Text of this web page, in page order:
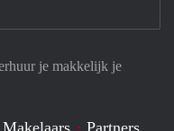
je makkelijk je
Partners